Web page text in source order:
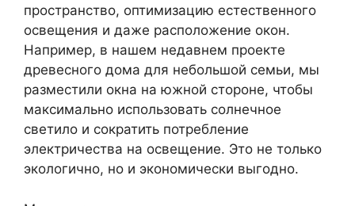
пространство, оптимизацию естественного
освещения и даже расположение окон.
Например, в нашем недавнем проекте
древесного дома для небольшой семьи, мы
разместили окна на южной стороне, чтобы
максимально использовать солнечное
светило и сократить потребление
электричества на освещение. Это не только
экологично, но и экономически выгодно.